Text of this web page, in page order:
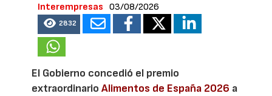
Interempresas
03/08/2026
2832
El Gobierno concedió el premio
extraordinarioAlimentos de España 2026 a